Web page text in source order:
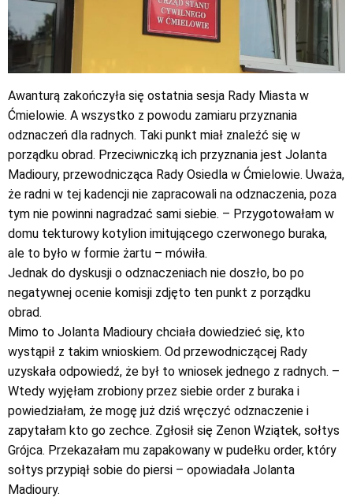
Awanturą zakończyła się ostatnia sesja Rady Miasta w
Ćmielowie. A wszystko z powodu zamiaru przyznania
odznaczeń dla radnych. Taki punkt miał znaleźć się w
porządku obrad. Przeciwniczką ich przyznania jest Jolanta
Madioury, przewodnicząca Rady Osiedla w Ćmielowie. Uważa,
że radni w tej kadencji nie zapracowali na odznaczenia, poza
tym nie powinni nagradzać sami siebie. – Przygotowałam w
domu tekturowy kotylion imitującego czerwonego buraka,
ale to było w formie żartu – mówiła.
Jednak do dyskusji o odznaczeniach nie doszło, bo po
negatywnej ocenie komisji zdjęto ten punkt z porządku
obrad.
Mimo to Jolanta Madioury chciała dowiedzieć się, kto
wystąpił z takim wnioskiem. Od przewodniczącej Rady
uzyskała odpowiedź, że był to wniosek jednego z radnych. –
Wtedy wyjęłam zrobiony przez siebie order z buraka i
powiedziałam, że mogę już dziś wręczyć odznaczenie i
zapytałam kto go zechce. Zgłosił się Zenon Wziątek, sołtys
Grójca. Przekazałam mu zapakowany w pudełku order, który
sołtys przypiął sobie do piersi – opowiadała Jolanta
Madioury.